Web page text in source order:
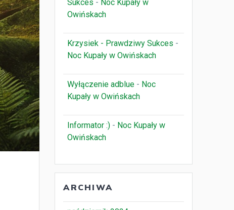
Sukces - Noc Kupały w
Owińskach
Krzysiek - Prawdziwy Sukces -
Noc Kupały w Owińskach
Wyłączenie adblue - Noc
Kupały w Owińskach
Informator :) - Noc Kupały w
Owińskach
ARCHIWA